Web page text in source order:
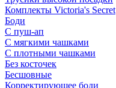
Комплекты Victoria's Secret
Боди
С пуш-ап
С мягкими чашками
С плотными чашками
Без косточек
Бесшовные
Корректирующее боди